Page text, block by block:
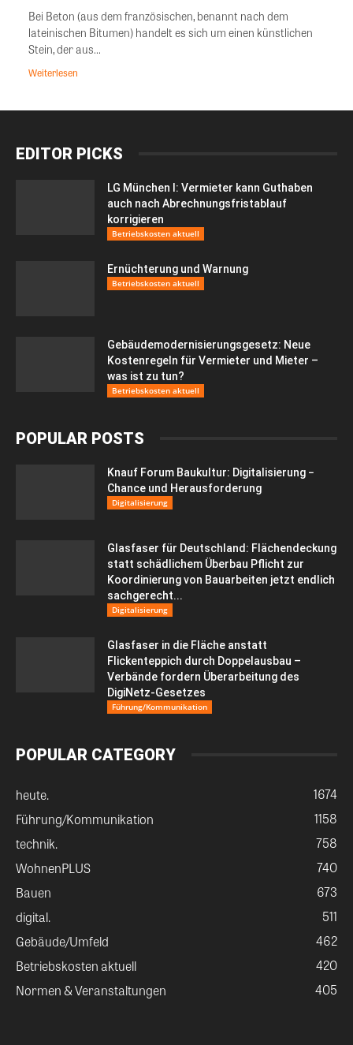
Bei Beton (aus dem französischen, benannt nach dem
lateinischen Bitumen) handelt es sich um einen künstlichen
Stein, der aus...
Weiterlesen
EDITOR PICKS
LG München I: Vermieter kann Guthaben
auch nach Abrechnungsfristablauf
korrigieren
Betriebskosten aktuell
Ernüchterung und Warnung
Betriebskosten aktuell
Gebäudemodernisierungsgesetz: Neue
Kostenregeln für Vermieter und Mieter –
was ist zu tun?
Betriebskosten aktuell
POPULAR POSTS
Knauf Forum Baukultur: Digitalisierung −
Chance und Herausforderung
Digitalisierung
Glasfaser für Deutschland: Flächendeckung
statt schädlichem Überbau Pflicht zur
Koordinierung von Bauarbeiten jetzt endlich
sachgerecht...
Digitalisierung
Glasfaser in die Fläche anstatt
Flickenteppich durch Doppelausbau –
Verbände fordern Überarbeitung des
DigiNetz-Gesetzes
Führung/Kommunikation
POPULAR CATEGORY
heute.
1674
Führung/Kommunikation
1158
technik.
758
WohnenPLUS
740
Bauen
673
digital.
511
Gebäude/Umfeld
462
Betriebskosten aktuell
420
Normen & Veranstaltungen
405